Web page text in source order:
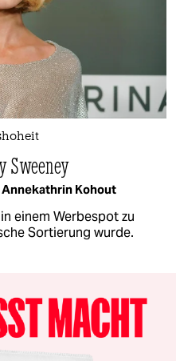
Sweeney
Annekathrin Kohout
einem Werbespot zu
Sortierung wurde.